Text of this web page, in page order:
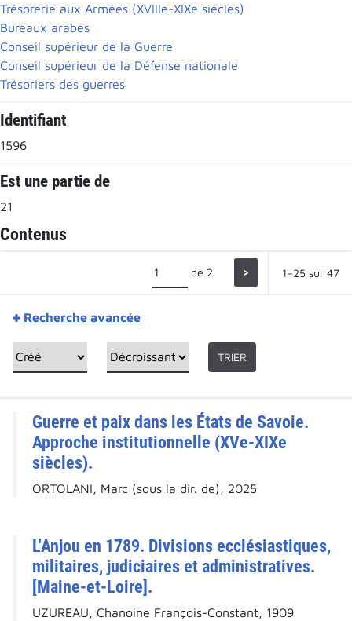
Trésorerie aux Armées (XVIIIe-XIXe siècles)
Bureaux arabes
Conseil supérieur de la Guerre
Conseil supérieur de la Défense nationale
Trésoriers des guerres
Identifiant
1596
Est une partie de
21
Contenus
de 2 > 1–25 sur 47
Recherche avancée
TRIER
Guerre et paix dans les États de Savoie.
Approche institutionnelle (XVe-XIXe
siècles).
ORTOLANI, Marc (sous la dir. de), 2025
L'Anjou en 1789. Divisions ecclésiastiques,
militaires, judiciaires et administratives.
[Maine-et-Loire].
UZUREAU, Chanoine François-Constant, 1909